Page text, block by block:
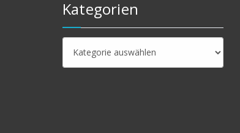
Kategorien
Kategorien